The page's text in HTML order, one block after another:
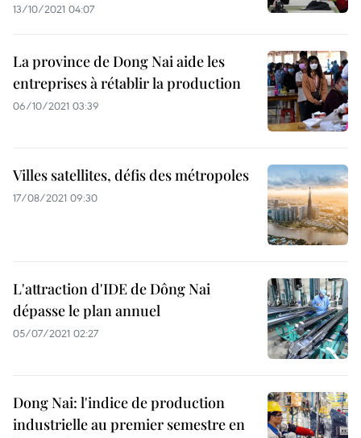
13/10/2021 04:07
La province de Dong Nai aide les
entreprises à rétablir la production
06/10/2021 03:39
Villes satellites, défis des métropoles
17/08/2021 09:30
L'attraction d'IDE de Dông Nai
dépasse le plan annuel
05/07/2021 02:27
Dong Nai: l'indice de production
industrielle au premier semestre en